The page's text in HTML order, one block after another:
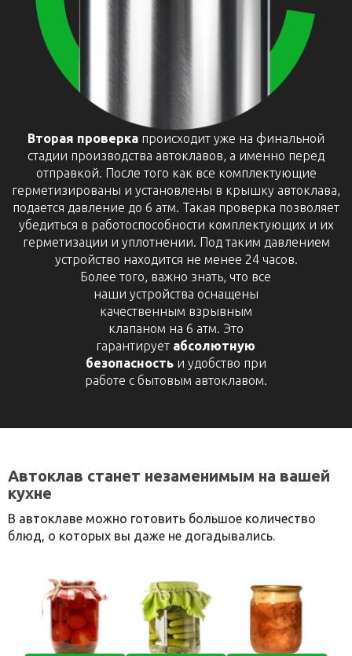
Вторая проверка происходит уже на финальной
стадии производства автоклавов, а именно перед
отправкой. После того как все комплектующие
герметизированы и установлены в крышку автоклава,
подается давление до 6 атм. Такая проверка позволяет
убедиться в работоспособности комплектующих и их
герметизации и уплотнении. Под таким давлением
устройство находится не менее 24 часов.
Более того, важно знать, что все
наши устройства оснащены
качественным взрывным
клапаном на 6 атм. Это
гарантирует абсолютную
безопасностьи удобство при
работе с бытовым автоклавом.
Автоклав станет незаменимым на вашей
кухне
В автоклаве можно готовить большое количество
блюд, о которых вы даже не догадывались.